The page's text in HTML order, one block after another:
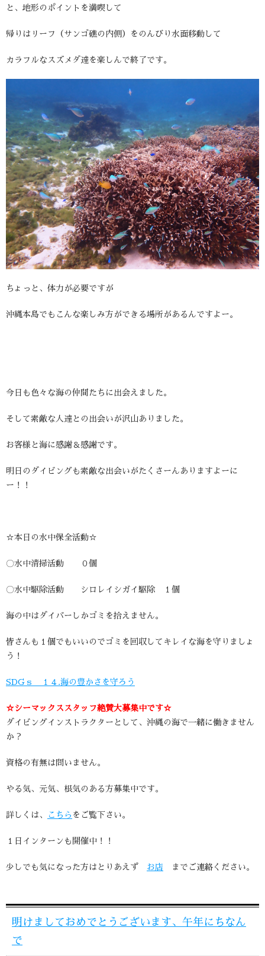
と、地形のポイントを満喫して
帰りはリーフ（サンゴ礁の内側）をのんびり水面移動して
カラフルなスズメダ達を楽しんで終了です。
ちょっと、体力が必要ですが
沖縄本島でもこんな楽しみ方ができる場所があるんですよー。
今日も色々な海の仲間たちに出会えました。
そして素敵な人達との出会いが沢山ありました。
お客様と海に感謝＆感謝です。
明日のダイビングも素敵な出会いがたくさーんありますよーに
ー！！
☆本日の水中保全活動☆
〇水中清掃活動 ０個
〇水中駆除活動 シロレイシガイ駆除 １個
海の中はダイバーしかゴミを拾えません。
皆さんも１個でもいいのでゴミを回収してキレイな海を守りましょ
う！
SDGｓ １４.海の豊かさを守ろう
☆シーマックススタッフ絶賛大募集中です☆
ダイビングインストラクターとして、沖縄の海で一緒に働きません
か？
資格の有無は問いません。
やる気、元気、根気のある方募集中です。
詳しくは、 こちら をご覧下さい。
１日インターンも開催中！！
少しでも気になった方はとりあえず お店 までご連絡ください。
明けましておめでとうございます、午年にちなん
で